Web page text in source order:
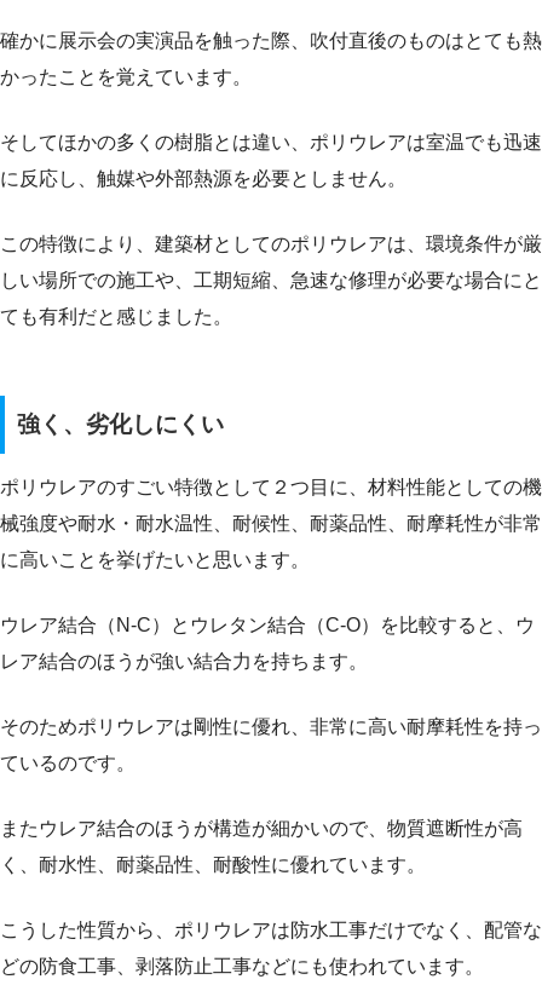
確かに展示会の実演品を触った際、吹付直後のものはとても熱
かったことを覚えています。
そしてほかの多くの樹脂とは違い、ポリウレアは室温でも迅速
に反応し、触媒や外部熱源を必要としません。
この特徴により、建築材としてのポリウレアは、環境条件が厳
しい場所での施工や、工期短縮、急速な修理が必要な場合にと
ても有利だと感じました。
強く、劣化しにくい
ポリウレアのすごい特徴として２つ目に、材料性能としての機
械強度や耐水・耐水温性、耐候性、耐薬品性、耐摩耗性が非常
に高いことを挙げたいと思います。
ウレア結合（N-C）とウレタン結合（C-O）を比較すると、ウ
レア結合のほうが強い結合力を持ちます。
そのためポリウレアは剛性に優れ、非常に高い耐摩耗性を持っ
ているのです。
またウレア結合のほうが構造が細かいので、物質遮断性が高
く、耐水性、耐薬品性、耐酸性に優れています。
こうした性質から、ポリウレアは防水工事だけでなく、配管な
どの防食工事、剥落防止工事などにも使われています。